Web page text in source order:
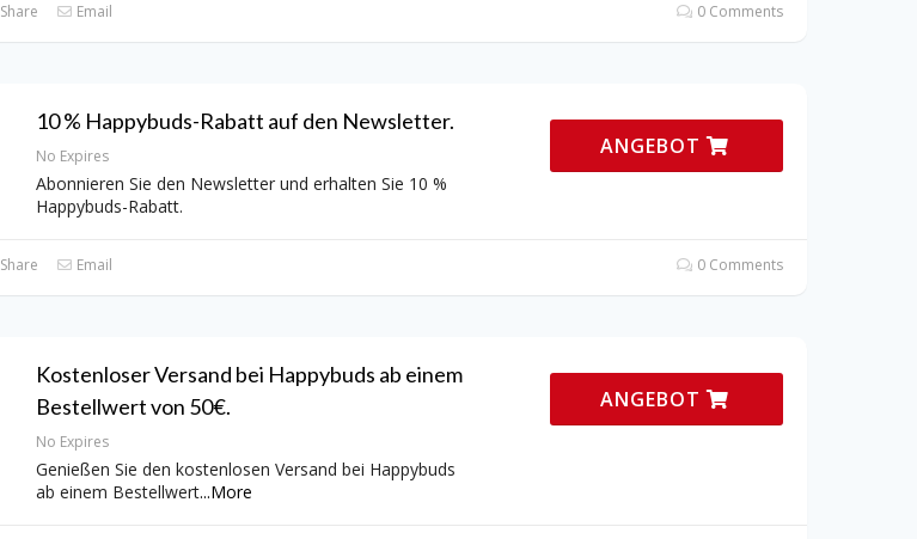
Share Email 0 Comments
10 % Happybuds-Rabatt auf den Newsletter.
No Expires
Abonnieren Sie den Newsletter und erhalten Sie 10 %
Happybuds-Rabatt.
ANGEBOT
Share Email 0 Comments
Kostenloser Versand bei Happybuds ab einem
Bestellwert von 50€.
No Expires
Genießen Sie den kostenlosen Versand bei Happybuds
ab einem Bestellwert...More
ANGEBOT